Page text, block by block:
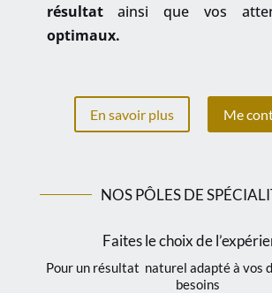
résultatainsi que vos
optimaux.
En savoir plus Me
NOS PÔLES DE
Faites le choix de
Pour un résultat naturel adapté à vos
besoins